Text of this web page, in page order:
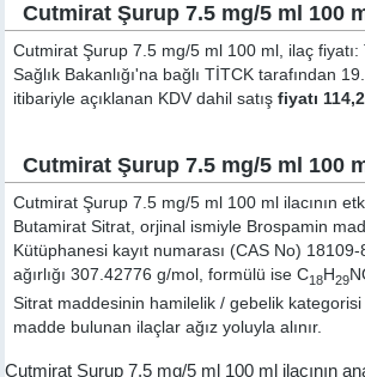
Cutmirat Şurup 7.5 mg/5 ml 100
Cutmirat Şurup 7.5 mg/5 ml 100 ml, ilaç
Sağlık Bakanlığı'na bağlı TİTCK tarafından
itibariyle açıklanan KDV dahil satışfiyatı
Cutmirat Şurup 7.5 mg/5 ml 100
Cutmirat Şurup 7.5 mg/5 ml 100 ml ilacının
Butamirat Sitrat, orjinal ismiyle Brospamin
Kütüphanesi kayıt numarası (CAS No)
ağırlığı 307.42776 g/mol, formülü ise C18H29
Sitrat maddesinin hamilelik / gebelik
madde bulunan ilaçlar ağız yoluyla alınır.
Cutmirat Şurup 7.5 mg/5 ml 100 ml ilacının